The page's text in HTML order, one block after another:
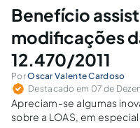
Benefício
modificações
12.470/2011
PorOscar Valente Cardoso
Destacado em 07 de
Apreciam-se algumas
sobre a LOAS, em